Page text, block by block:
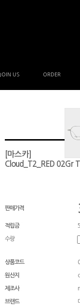
JOIN US ORDER
[마스카]
Cloud_T2_RED 02Gr T
판매가격
적립금
수량
상품코드
원산지
제조사
브랜드